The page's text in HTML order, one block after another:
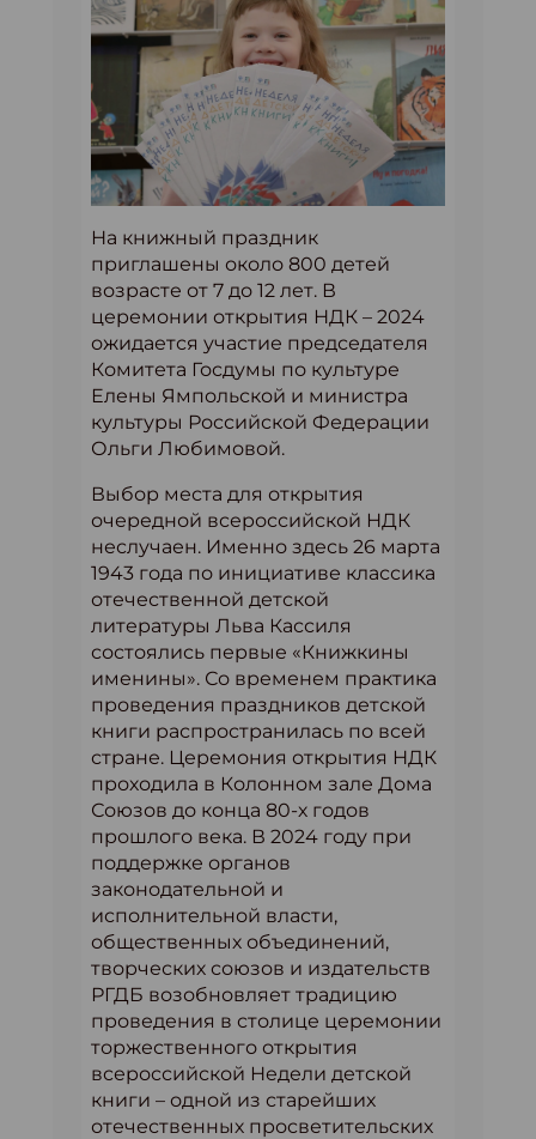
На книжный праздник
приглашены около 800 детей
возрасте от 7 до 12 лет. В
церемонии открытия НДК – 2024
ожидается участие председателя
Комитета Госдумы по культуре
Елены Ямпольской и министра
культуры Российской Федерации
Ольги Любимовой.
Выбор места для открытия
очередной всероссийской НДК
неслучаен. Именно здесь 26 марта
1943 года по инициативе классика
отечественной детской
литературы Льва Кассиля
состоялись первые «Книжкины
именины». Со временем практика
проведения праздников детской
книги распространилась по всей
стране. Церемония открытия НДК
проходила в Колонном зале Дома
Союзов до конца 80-х годов
прошлого века. В 2024 году при
поддержке органов
законодательной и
исполнительной власти,
общественных объединений,
творческих союзов и издательств
РГДБ возобновляет традицию
проведения в столице церемонии
торжественного открытия
всероссийской Недели детской
книги – одной из старейших
отечественных просветительских